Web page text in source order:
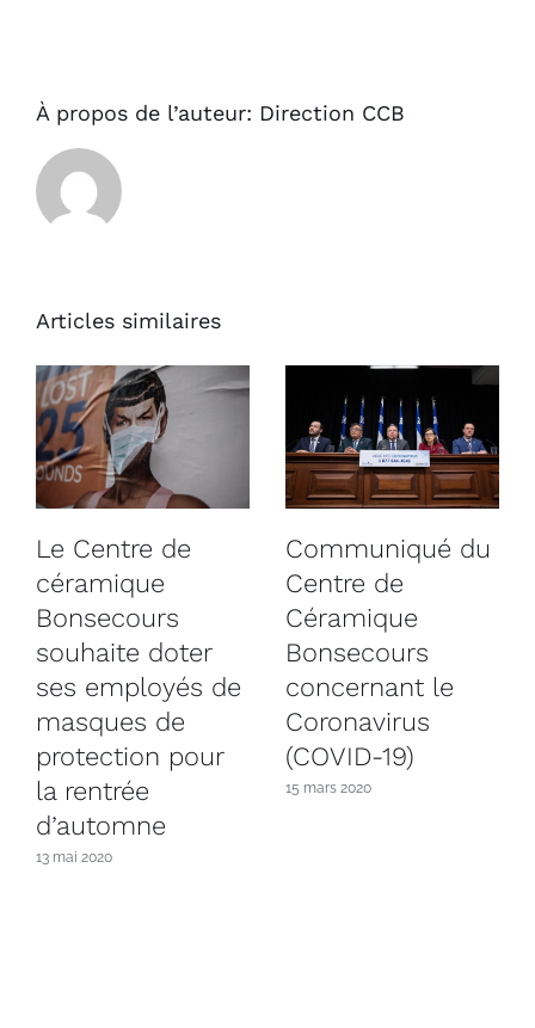
À propos de l’auteur: Direction CCB
Articles similaires
Le Centre de
céramique
Bonsecours
souhaite doter
ses employés de
masques de
protection pour
la rentrée
d’automne
13 mai 2020
Communiqué du
Centre de
Céramique
Bonsecours
concernant le
Coronavirus
(COVID-19)
15 mars 2020